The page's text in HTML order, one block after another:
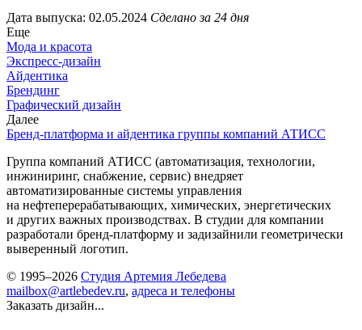
Дата выпуска: 02.05.2024 Сделано за 24 дня
Еще
Мода и красота
Экспресс-дизайн
Айдентика
Брендинг
Графический дизайн
Далее
Бренд-платформа и айдентика группы компаний АТИСС
Группа компаний АТИСС (автоматизация, технологии,
инжиниринг, снабжение, сервис) внедряет
автоматизированные системы управления
на нефтеперерабатывающих, химических, энергетических
и других важных производствах. В студии для компании
разработали бренд-платформу и задизайнили геометрически
выверенный логотип.
© 1995–2026 Студия Артемия Лебедева
mailbox@artlebedev.ru, адреса и телефоны
Заказать дизайн...